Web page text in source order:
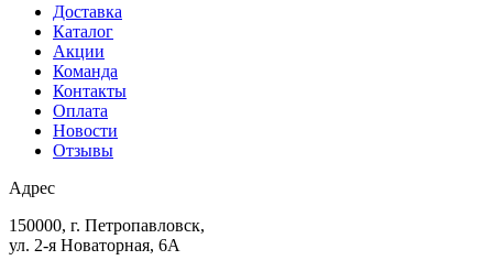
Доставка
Каталог
Акции
Команда
Контакты
Оплата
Новости
Отзывы
Адрес
150000, г. Петропавловск,
ул. 2-я Новаторная, 6А